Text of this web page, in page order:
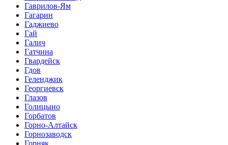
Гаврилов-Ям
Гагарин
Гаджиево
Гай
Галич
Гатчина
Гвардейск
Гдов
Геленджик
Георгиевск
Глазов
Голицыно
Горбатов
Горно-Алтайск
Горнозаводск
Горняк